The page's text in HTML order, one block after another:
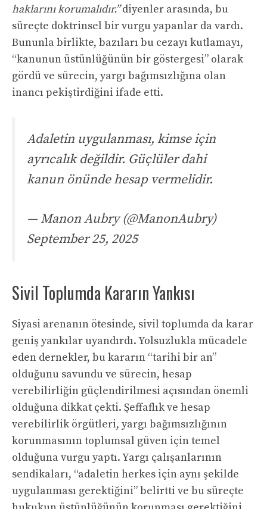
haklarını korumalıdır.”diyenler arasında, bu
süreçte doktrinsel bir vurgu yapanlar da vardı.
Bununla birlikte, bazıları bu cezayı kutlamayı,
“kanunun üstünlüğünün bir göstergesi” olarak
gördü ve sürecin, yargı bağımsızlığına olan
inancı pekiştirdiğini ifade etti.
Adaletin uygulanması, kimse için
ayrıcalık değildir. Güçlüler dahi
kanun önünde hesap vermelidir.
— Manon Aubry (@ManonAubry)
September 25, 2025
Sivil Toplumda Kararın Yankısı
Siyasi arenanın ötesinde, sivil toplumda da karar
geniş yankılar uyandırdı. Yolsuzlukla mücadele
eden dernekler, bu kararın “tarihi bir an”
olduğunu savundu ve sürecin, hesap
verebilirliğin güçlendirilmesi açısından önemli
olduğuna dikkat çekti. Şeffaflık ve hesap
verebilirlik örgütleri, yargı bağımsızlığının
korunmasının toplumsal güven için temel
olduğuna vurgu yaptı. Yargı çalışanlarının
sendikaları, “adaletin herkes için aynı şekilde
uygulanması gerektiğini” belirtti ve bu süreçte